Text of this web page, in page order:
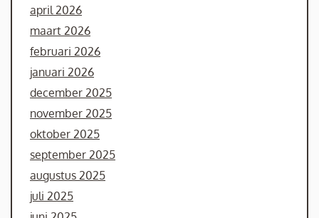
april 2026
maart 2026
februari 2026
januari 2026
december 2025
november 2025
oktober 2025
september 2025
augustus 2025
juli 2025